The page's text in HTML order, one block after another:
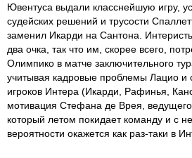
Ювентуса выдали класснейшую игру,
судейских решений и трусости
заменил Икарди на Сантона.
два очка, так что им, скорее всего,
Олимпико в матче заключительного
учитывая кадровые проблемы Лацио
игроков Интера (Икарди, Рафинья,
мотивация Стефана де Врея,
который летом покидает команду и с
вероятности окажется как раз-таки в